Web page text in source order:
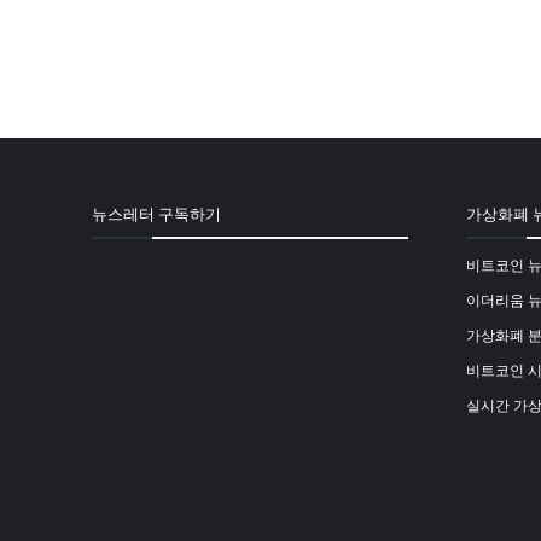
뉴스레터 구독하기 가상화폐
비트코인
이더리움
가상화폐
비트코인
실시간 가